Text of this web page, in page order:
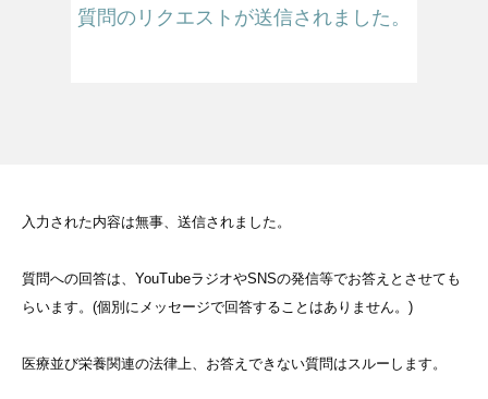
質問のリクエストが送信されました。
入力された内容は無事、送信されました。
質問への回答は、YouTubeラジオやSNSの発信等でお答えとさせても
らいます。(個別にメッセージで回答することはありません。)
医療並び栄養関連の法律上、お答えできない質問はスルーします。